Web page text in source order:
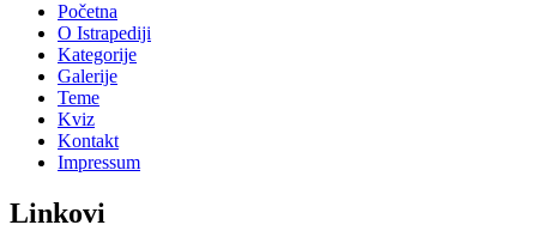
Početna
O Istrapediji
Kategorije
Galerije
Teme
Kviz
Kontakt
Impressum
Linkovi